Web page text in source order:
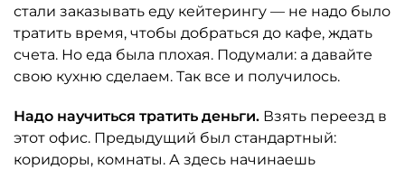
стали заказывать еду кейтерингу — не надо было
тратить время, чтобы добраться до кафе, ждать
счета. Но еда была плохая. Подумали: а давайте
свою кухню сделаем. Так все и получилось.
Надо научиться тратить деньги. Взять переезд в
этот офис. Предыдущий был стандартный:
коридоры, комнаты. А здесь начинаешь